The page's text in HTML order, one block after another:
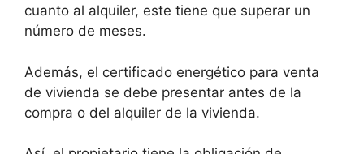
cuanto al alquiler, este tiene que superar un
número de meses.
Además, el certificado energético para venta
de vivienda se debe presentar antes de la
compra o del alquiler de la vivienda.